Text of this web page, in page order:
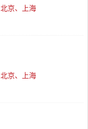
北京、上海
北京、上海